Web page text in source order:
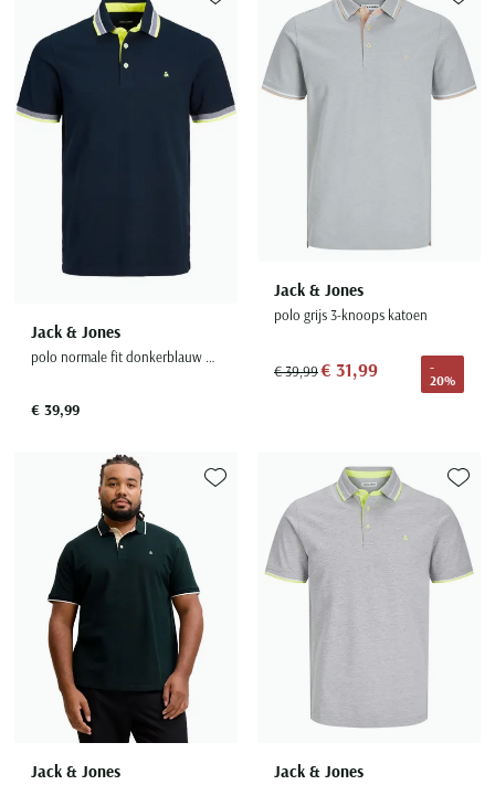
Jack & Jones
polo normale fit donkerblauw effen katoen
€ 39,99
Toevoegen aan favorieten
Jack & Jones
polo grijs 3-knoops katoen
€ 39,99€ 31,99
-
20%
Jack & Jones
Toevoegen aan favorieten
Jack & Jones